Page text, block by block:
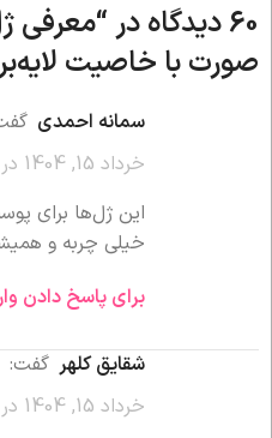
60 دیدگاه در “
معرفی
صورت با خاصیت
سمانه احمدی
خرداد 15, 1404 در 6:34 ب.ظ
این ژل‌ها برای
خیلی چربه و
برای پاسخ دادن
شقایق کلهر گفت:
خرداد 15, 1404 در 7:00 ب.ظ